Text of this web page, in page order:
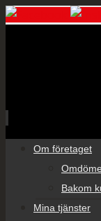
Om företaget
Bakom
Mina tjänster